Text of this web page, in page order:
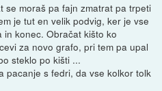
se moraš pa fajn zmatrat pa trpeti
je tut en velik podvig, ker je vse
konec. Obračat kišto ko
za novo grafo, pri tem pa upal
steklo po kišti ...
pacanje s fedri, da vse kolkor tolk